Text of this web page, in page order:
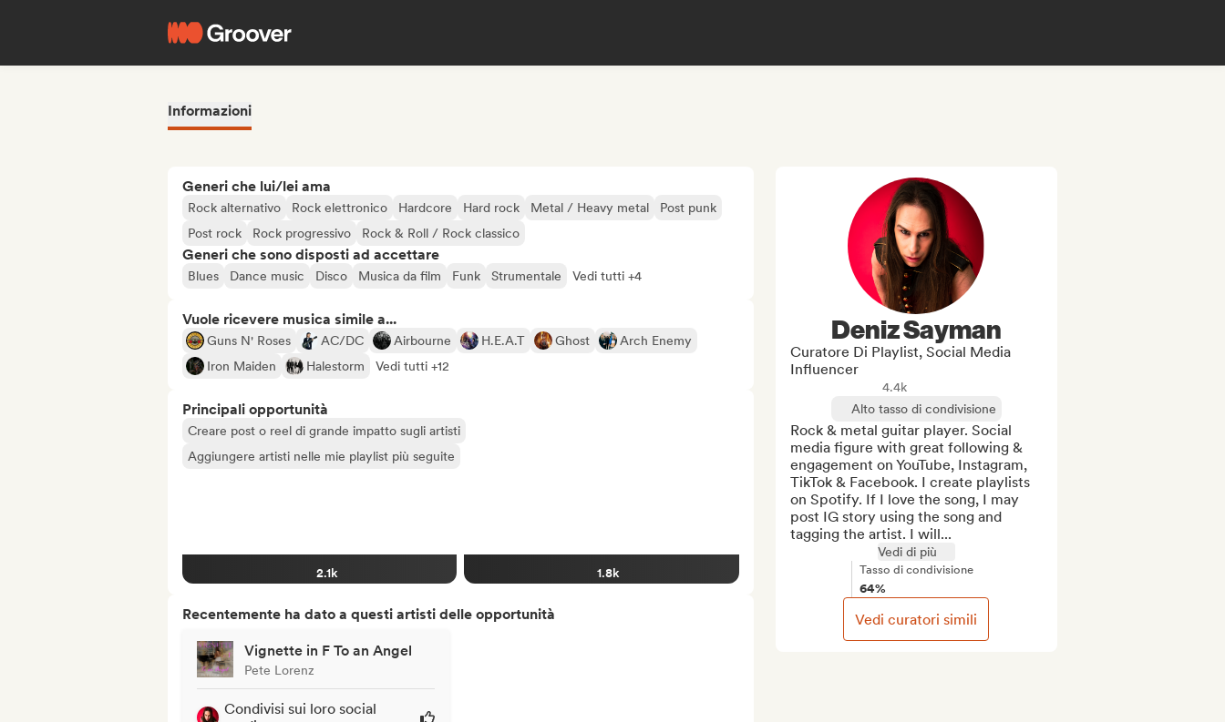
Informazioni
Generi che lui/lei ama
Rock alternativo Rock elettronico Hardcore Hard rock Metal / Heavy metal
Post punk
Post rock
Rock progressivo Rock & Roll / Rock classico
Generi che sono disposti ad accettare
Blues Dance music Disco Musica da film Funk Strumentale Vedi tutti +4
Vuole ricevere musica simile a...
Guns N' Roses AC/DC Airbourne H.E.A.T Ghost
Arch Enemy
Iron Maiden
Halestorm Vedi tutti +12
Principali opportunità
Creare post o reel di grande impatto sugli artisti
Aggiungere artisti nelle mie playlist più seguite
2.1k 1.8k
Recentemente ha dato a questi artisti delle opportunità
Vignette in F To an Angel
Pete Lorenz
Condivisi sui loro social
Deniz Sayman
Curatore Di Playlist, Social Media
Influencer
4.4k
Alto tasso di condivisione
Rock & metal guitar player. Social
media figure with great following &
engagement on YouTube, Instagram,
TikTok & Facebook. I create playlists
on Spotify. If I love the song, I may
post IG story using the song and
tagging the artist. I will...
Vedi di più
Tasso di condivisione
64%
Vedi curatori simili